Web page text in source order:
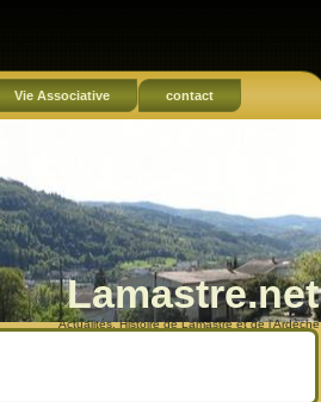
Vie Associative contact
Lamastre.net
Actualités, Histoire de Lamastre et de l'Ardèche